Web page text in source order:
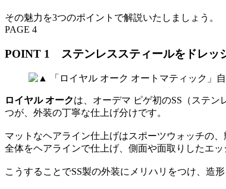
その魅力を3つのポイントで解説いたしましょう。
PAGE 4
POINT 1 ステンレススティールをドレッ
ロイヤル オークは、オーデマ ピゲ初のSS（ステ
つが、外装の丁寧な仕上げ分けです。
マットなヘアライン仕上げはスポーツウォッチの
全体をヘアラインで仕上げ、側面や面取りしたエ
こうすることでSS製の外装にメリハリをつけ、造